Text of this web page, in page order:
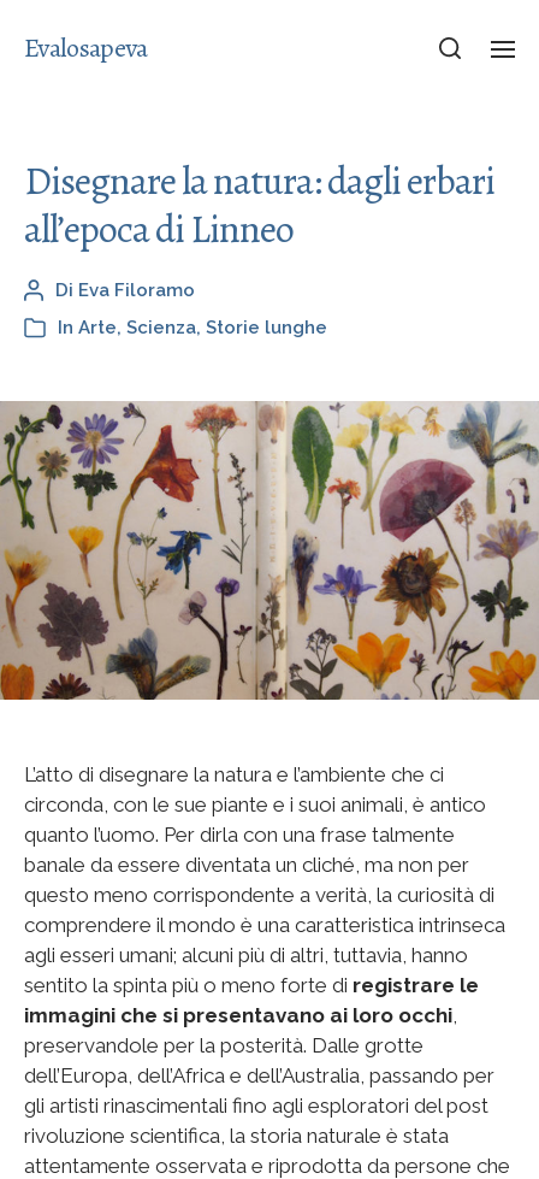
Evalosapeva
Disegnare la natura: dagli erbari
all’epoca di Linneo
Di Eva Filoramo
In Arte, Scienza, Storie lunghe
L’atto di disegnare la natura e l’ambiente che ci
circonda, con le sue piante e i suoi animali, è antico
quanto l’uomo. Per dirla con una frase talmente
banale da essere diventata un cliché, ma non per
questo meno corrispondente a verità, la curiosità di
comprendere il mondo è una caratteristica intrinseca
agli esseri umani; alcuni più di altri, tuttavia, hanno
sentito la spinta più o meno forte di registrare le
immagini che si presentavano ai loro occhi,
preservandole per la posterità. Dalle grotte
dell’Europa, dell’Africa e dell’Australia, passando per
gli artisti rinascimentali fino agli esploratori del post
rivoluzione scientifica, la storia naturale è stata
attentamente osservata e riprodotta da persone che